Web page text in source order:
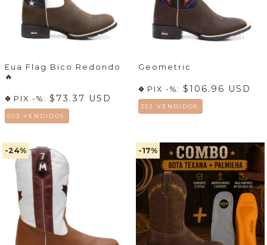
Eua Flag Bico Redondo
🔥
PIX -%: $73.37 USD
503 VENDIDOS.
Geometric
PIX -%: $106.96 USD
352 VENDIDOS.
-24% -17%